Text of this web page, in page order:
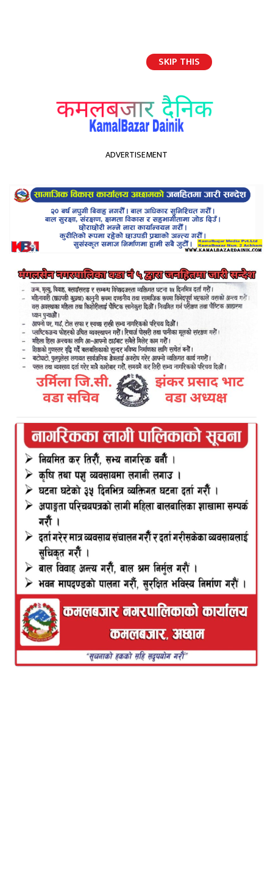
ADVERTISEMENT
SKIP THIS
कमलबजार बिमानस्थलमा हिउँ सगै
रमाईरहेकाहरु फोटो फिचर :टंक
भण्डारी
Kamal Bazar Dainik February 5th, 2022